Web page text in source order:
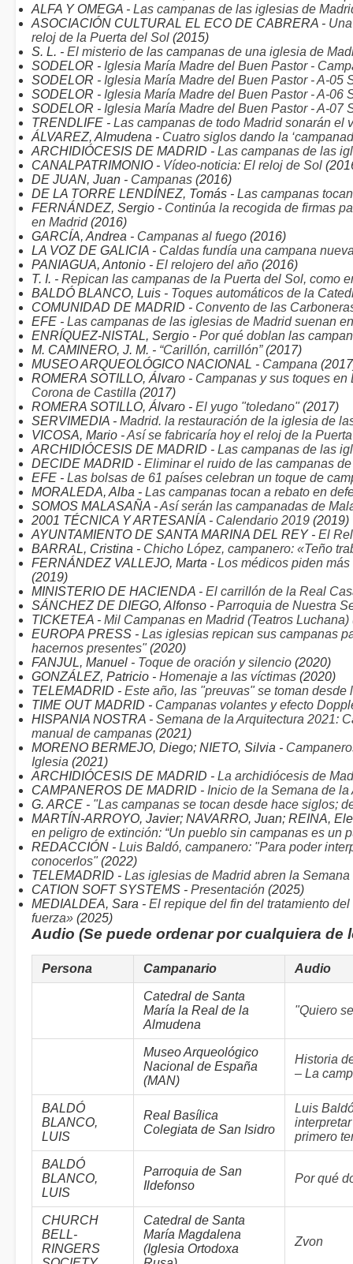
ALFA Y OMEGA - Las campanas de las iglesias de
ASOCIACIÓN CULTURAL EL ECO DE CABRERA -
reloj de la Puerta del Sol (2015)
S. L. - El misterio de las campanas de una iglesia de
SODELOR - Iglesia María Madre del Buen Pastor -
SODELOR - Iglesia María Madre del Buen Pastor - A-05
SODELOR - Iglesia María Madre del Buen Pastor - A-06
SODELOR - Iglesia María Madre del Buen Pastor - A-07
TRENDLIFE - Las campanas de todo Madrid sonarán el
ÁLVAREZ, Almudena - Cuatro siglos dando la
ARCHIDIÓCESIS DE MADRID - Las campanas de las
CANALPATRIMONIO - Vídeo-noticia: El reloj de Sol
DE JUAN, Juan - Campanas (2016)
DE LA TORRE LENDÍNEZ, Tomás - Las campanas
FERNÁNDEZ, Sergio - Continúa la recogida de firmas
en Madrid(2016)
GARCÍA, Andrea - Campanas al fuego (2016)
LA VOZ DE GALICIA - Caldas fundía una campana
PANIAGUA, Antonio - El relojero del año (2016)
T. I. - Repican las campanas de la Puerta del Sol, como
BALDÓ BLANCO, Luis - Toques automáticos de la
COMUNIDAD DE MADRID - Convento de las
EFE - Las campanas de las iglesias de Madrid suenan
ENRÍQUEZ-NISTAL, Sergio - Por qué doblan las
M. CAMINERO, J. M. - “Carillón, carrillón”(2017)
MUSEO ARQUEOLÓGICO NACIONAL - Campana
ROMERA SOTILLO, Álvaro - Campanas y sus toques en
Corona de Castilla (2017)
ROMERA SOTILLO, Álvaro - El yugo "toledano"(2017)
SERVIMEDIA - Madrid. la restauración de la iglesia de
VICOSA, Mario -Así se fabricaría hoy el reloj de la
ARCHIDIÓCESIS DE MADRID - Las campanas de las
DECIDE MADRID - Eliminar el ruido de las campanas
EFE - Las bolsas de 61 países celebran un toque de
MORALEDA, Alba - Las campanas tocan a rebato en
SOMOS MALASAÑA -Así serán las campanadas de
2001 TÉCNICA Y ARTESANÍA - Calendario 2019 (2019)
AYUNTAMIENTO DE SANTA MARINA DEL REY - El
BARRAL, Cristina - Chicho López, campanero: «Teño
FERNÁNDEZ VALLEJO, Marta - Los médicos piden
(2019)
MINISTERIO DE HACIENDA - El carrillón de la Real
SÁNCHEZ DE DIEGO, Alfonso - Parroquia de Nuestra
TICKETEA - Mil Campanas en Madrid (Teatros Luchana)
EUROPA PRESS - Las iglesias repican sus campanas
hacernos presentes"(2020)
FANJUL, Manuel - Toque de oración y silencio (2020)
GONZÁLEZ, Patricio - Homenaje a las víctimas (2020)
TELEMADRID - Este año, las "preuvas" se toman
TIME OUT MADRID - Campanas volantes y efecto
HISPANIA NOSTRA - Semana de la Arquitectura 2021:
manual de campanas (2021)
MORENO BERMEJO, Diego; NIETO, Silvia -
Iglesia (2021)
ARCHIDIÓCESIS DE MADRID - La archidiócesis de
CAMPANEROS DE MADRID - Inicio de la Semana de
G. ARCE - "Las campanas se tocan desde hace siglos;
MARTÍN-ARROYO, Javier; NAVARRO, Juan; REINA,
en peligro de extinción: “Un pueblo sin campanas es un
REDACCIÓN - Luis Baldó, campanero: "Para poder
conocerlos"(2022)
TELEMADRID - Las iglesias de Madrid abren la
CATION SOFT SYSTEMS - Presentación (2025)
MEDIALDEA, Sara - El repique del fin del tratamiento
fuerza» (2025)
Audio (Se puede ordenar por cualquiera de
Persona Campanario Audio
Catedral de Santa
María la Real de la
Almudena
"Quiero
Museo Arqueológico
Nacional de España
(MAN)
Historia
– La
BALDÓ
BLANCO,
LUIS
Real Basílica
Colegiata de San Isidro
Luis
primero
BALDÓ
BLANCO,
LUIS
Parroquia de San
Ildefonso
Por qué
CHURCH
BELL-
RINGERS
Catedral de Santa
María Magdalena
(Iglesia Ortodoxa
Zvon